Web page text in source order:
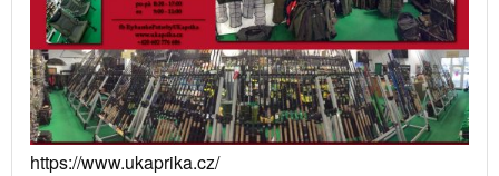
https://www.ukaprika.cz/